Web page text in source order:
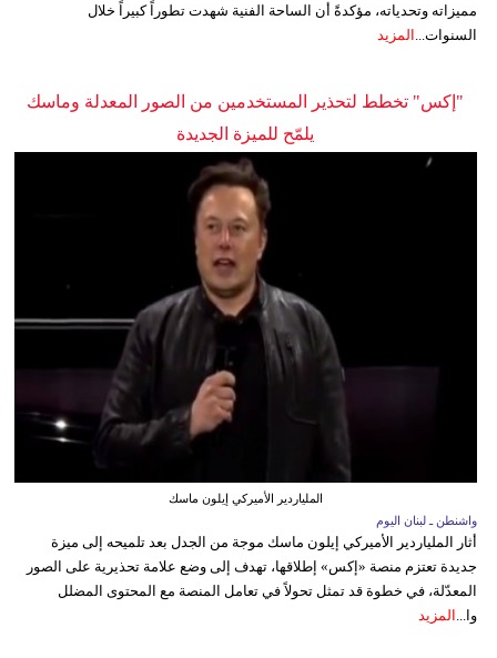
مميزاته وتحدياته، مؤكدةً أن الساحة الفنية شهدت تطوراً كبيراً خلال
السنوات...
المزيد
"إكس" تخطط لتحذير المستخدمين من الصور المعدلة وماسك
يلمّح للميزة الجديدة
الملياردير الأميركي إيلون ماسك
واشنطن ـ لبنان اليوم
أثار الملياردير الأميركي إيلون ماسك موجة من الجدل بعد تلميحه إلى ميزة
جديدة تعتزم منصة «إكس» إطلاقها، تهدف إلى وضع علامة تحذيرية على الصور
المعدّلة، في خطوة قد تمثل تحولاً في تعامل المنصة مع المحتوى المضلل
وا... المزيد